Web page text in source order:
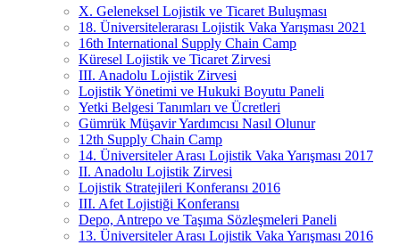
X. Geleneksel Lojistik ve Ticaret Buluşması
18. Üniversitelerarası Lojistik Vaka Yarışması 2021
16th International Supply Chain Camp
Küresel Lojistik ve Ticaret Zirvesi
III. Anadolu Lojistik Zirvesi
Lojistik Yönetimi ve Hukuki Boyutu Paneli
Yetki Belgesi Tanımları ve Ücretleri
Gümrük Müşavir Yardımcısı Nasıl Olunur
12th Supply Chain Camp
14. Üniversiteler Arası Lojistik Vaka Yarışması 2017
II. Anadolu Lojistik Zirvesi
Lojistik Stratejileri Konferansı 2016
III. Afet Lojistiği Konferansı
Depo, Antrepo ve Taşıma Sözleşmeleri Paneli
13. Üniversiteler Arası Lojistik Vaka Yarışması 2016